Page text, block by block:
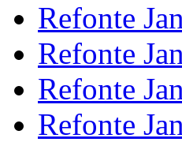
Refonte
Refonte
Refonte
Refonte